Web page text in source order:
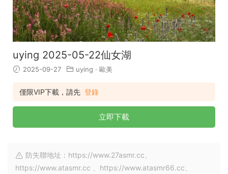
uying 2025-05-22仙女湖
2025-09-27 uying · 歐美
僅限VIP下載，請先 登錄
立即下載
防失聯地址：https://www.27asmr.cc、
https://www.atasmr.cc 、https://www.atasmr66.cc、